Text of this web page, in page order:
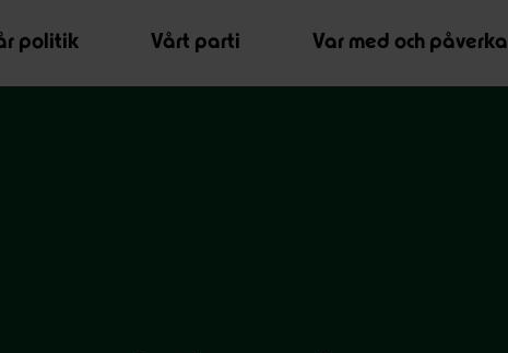
politik
Vårt parti Var med och påverka